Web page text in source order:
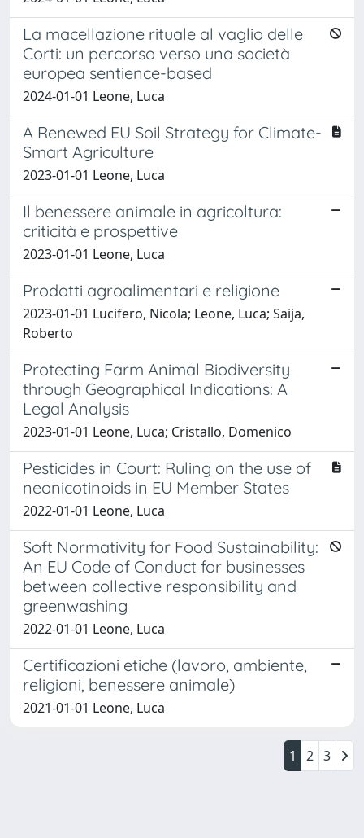
La macellazione rituale al vaglio delle
Corti: un percorso verso una società
europea sentience-based
2024-01-01 Leone, Luca
A Renewed EU Soil Strategy for Climate-
Smart Agriculture
2023-01-01 Leone, Luca
Il benessere animale in agricoltura:
criticità e prospettive
2023-01-01 Leone, Luca
Prodotti agroalimentari e religione
2023-01-01 Lucifero, Nicola; Leone, Luca; Saija,
Roberto
Protecting Farm Animal Biodiversity
through Geographical Indications: A
Legal Analysis
2023-01-01 Leone, Luca; Cristallo, Domenico
Pesticides in Court: Ruling on the use of
neonicotinoids in EU Member States
2022-01-01 Leone, Luca
Soft Normativity for Food Sustainability:
An EU Code of Conduct for businesses
between collective responsibility and
greenwashing
2022-01-01 Leone, Luca
Certificazioni etiche (lavoro, ambiente,
religioni, benessere animale)
2021-01-01 Leone, Luca
1 2 3